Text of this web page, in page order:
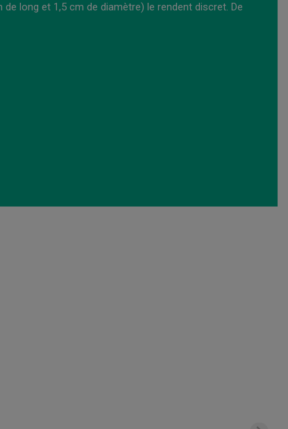
long et 1,5 cm de diamètre) le rendent discret. De